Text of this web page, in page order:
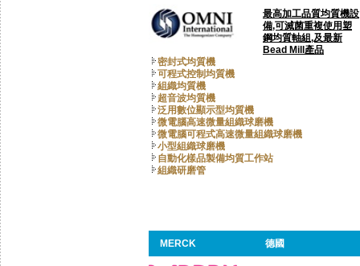
最高加工品質均質機設
備,可滅菌重複使用塑
鋼均質軸組,及最新
Bead Mill產品
密封式均質機
可程式控制均質機
組織均質機
超音波均質機
泛用數位顯示型均質機
微電腦高速微量組織球磨機
微電腦可程式高速微量組織球磨機
小型組織球磨機
自動化樣品製備均質工作站
組織研磨管
MERCK 德國